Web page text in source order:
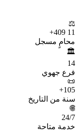
⚖️
11 409
+
محامٍ مسجل
🏛️
14
فرع جهوي
📜
105
+
سنة من التاريخ
🌐
24/7
خدمة متاحة